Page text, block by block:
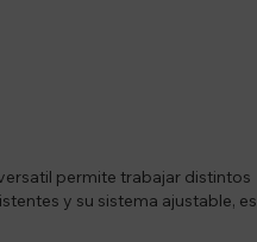
permite trabajar distintos
y su sistema ajustable, es